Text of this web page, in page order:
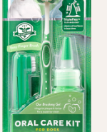
Оплата і доставка
Програма лояльності
Про Нас
Оптовим клієнтам
Контакти